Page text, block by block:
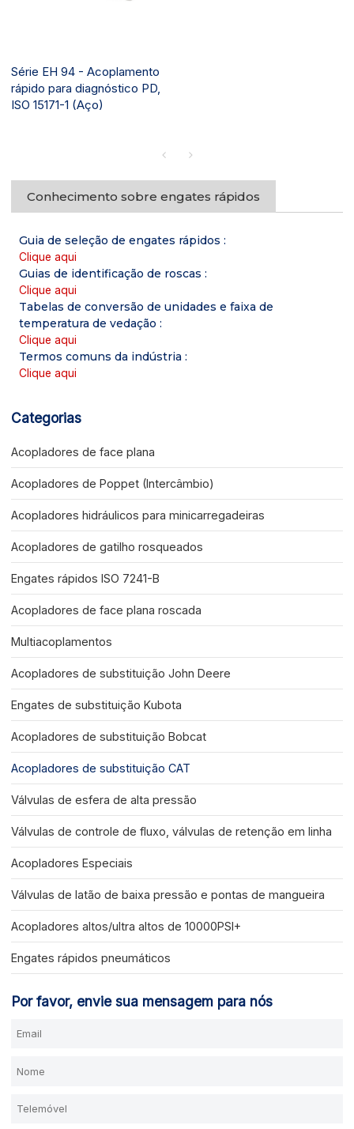
Série EH 94 - Acoplamento
rápido para diagnóstico PD,
ISO 15171-1 (Aço)
Conhecimento sobre engates rápidos
Guia de seleção de engates rápidos:
Clique aqui
Guias de identificação de roscas:
Clique aqui
Tabelas de conversão de unidades e faixa de
temperatura de vedação:
Clique aqui
Termos comuns da indústria:
Clique aqui
Categorias
Acopladores de face plana
Acopladores de Poppet (Intercâmbio)
Acopladores hidráulicos para minicarregadeiras
Acopladores de gatilho rosqueados
Engates rápidos ISO 7241-B
Acopladores de face plana roscada
Multiacoplamentos
Acopladores de substituição John Deere
Engates de substituição Kubota
Acopladores de substituição Bobcat
Acopladores de substituição CAT
Válvulas de esfera de alta pressão
Válvulas de controle de fluxo, válvulas de retenção em linha
Acopladores Especiais
Válvulas de latão de baixa pressão e pontas de mangueira
Acopladores altos/ultra altos de 10000PSI+
Engates rápidos pneumáticos
Por favor, envie sua mensagem para nós